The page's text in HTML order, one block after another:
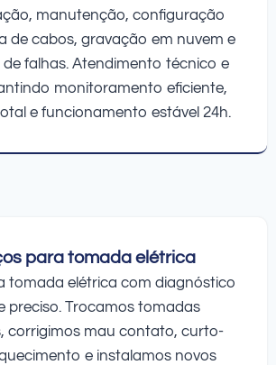
manutenção, configuração
de cabos, gravação em nuvem e
falhas. Atendimento técnico e
monitoramento eficiente,
e funcionamento estável 24h.
para tomada elétrica
tomada elétrica com diagnóstico
preciso. Trocamos tomadas
corrigimos mau contato, curto-
e instalamos novos